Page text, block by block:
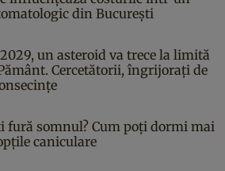
din București
un asteroid va trece la limită
Cercetătorii, îngrijorați de
fură somnul? Cum poți dormi mai
caniculare